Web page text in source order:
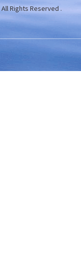
All Rights Reserved .